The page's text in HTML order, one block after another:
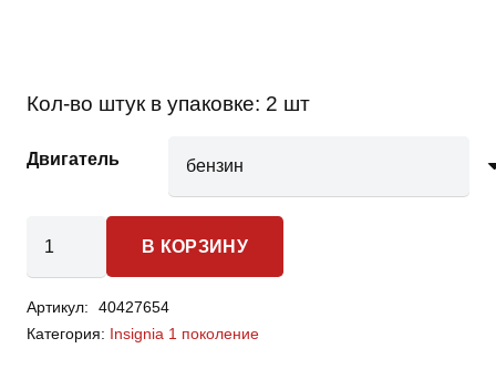
Кол-во штук в упаковке: 2 шт
Двигатель
товара
Insignia
1
В КОРЗИНУ
Артикул:
40427654
Категория: Insignia 1 поколение